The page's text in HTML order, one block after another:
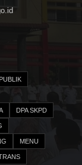
DPA SKPD
MENU